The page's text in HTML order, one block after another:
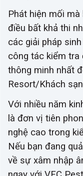
Phát hiện mối
điều bất khả thi
các giải pháp
công tác kiểm tra
thông minh nhất
Resort/Khách
Với nhiều năm
là đơn vị tiên
nghệ cao trong
Nếu bạn đang
về sự xâm nhập